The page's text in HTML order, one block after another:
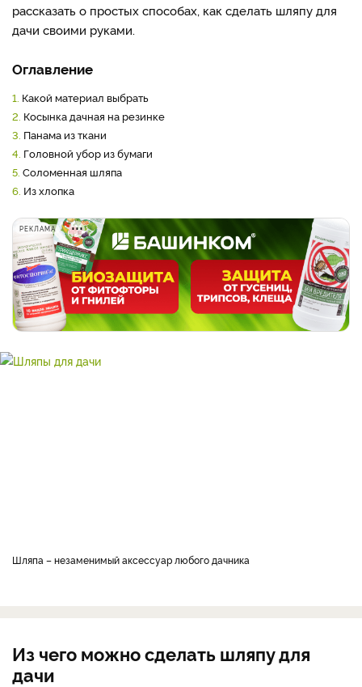
рассказать о простых способах, как сделать шляпу для
дачи своими руками.
Оглавление
1. Какой материал выбрать
2. Косынка дачная на резинке
3. Панама из ткани
4. Головной убор из бумаги
5. Соломенная шляпа
6. Из хлопка
РЕКЛАМА
шляпа ­– незаменимый аксессуар любого дачника
Из чего можно сделать шляпу для
дачи